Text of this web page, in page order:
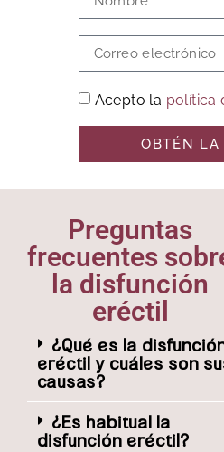
Acepto la política
OBTÉN LA
Preguntas
frecuentes
la disfunción
eréctil
¿Qué es la
eréctil y cuáles son
causas?
¿Es habitual la
disfunción eréctil?